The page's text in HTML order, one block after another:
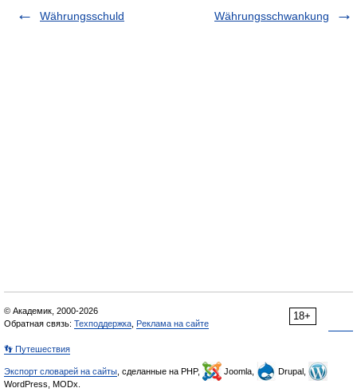
Währungsschuld
Währungsschwankung
18+
© Академик, 2000-2026
Обратная связь: Техподдержка Реклама на сайте
👣 Путешествия
Экспорт словарей на сайты , сделанные на PHP, Joomla,
Drupal,
WordPress, MODx.